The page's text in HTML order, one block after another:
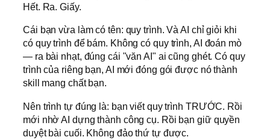
Hết. Ra. Giấy.
Cái bạn vừa làm có tên: quy trình. Và AI chỉ giỏi khi
có quy trình để bám. Không có quy trình, AI đoán mò
— ra bài nhạt, đúng cái "văn AI" ai cũng ghét. Có quy
trình của riêng bạn, AI mới đóng gói được nó thành
skill mang chất bạn.
Nên trình tự đúng là: bạn viết quy trình TRƯỚC. Rồi
mới nhờ AI dựng thành công cụ. Rồi bạn giữ quyền
duyệt bài cuối. Không đảo thứ tự được.